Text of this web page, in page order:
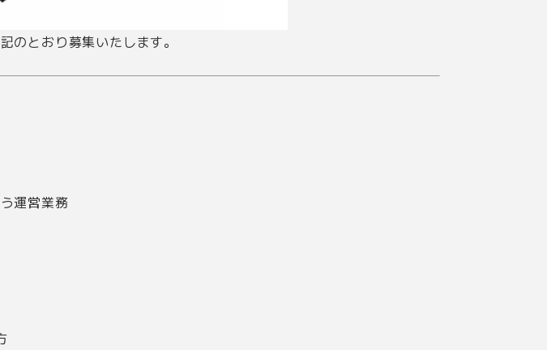
のとおり募集いたします。
運営業務